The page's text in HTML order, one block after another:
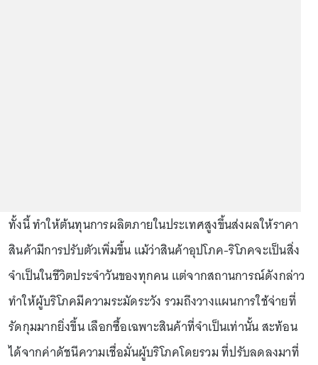
ทั้งนี้ ทำให้ต้นทุนการผลิตภายในประเทศสูงขึ้นส่งผลให้ราคา
สินค้ามีการปรับตัวเพิ่มขึ้น แม้ว่าสินค้าอุปโภค-ริโภคจะเป็นสิ่ง
จำเป็นในชีวิตประจำวันของทุกคน แต่จากสถานการณ์ดังกล่าว
ทำให้ผู้บริโภคมีความระมัดระวัง รวมถึงวางแผนการใช้จ่ายที่
รัดกุมมากยิ่งขึ้น เลือกซื้อเฉพาะสินค้าที่จำเป็นเท่านั้น สะท้อน
ได้จากค่าดัชนีความเชื่อมั่นผู้บริโภคโดยรวม ที่ปรับลดลงมาที่